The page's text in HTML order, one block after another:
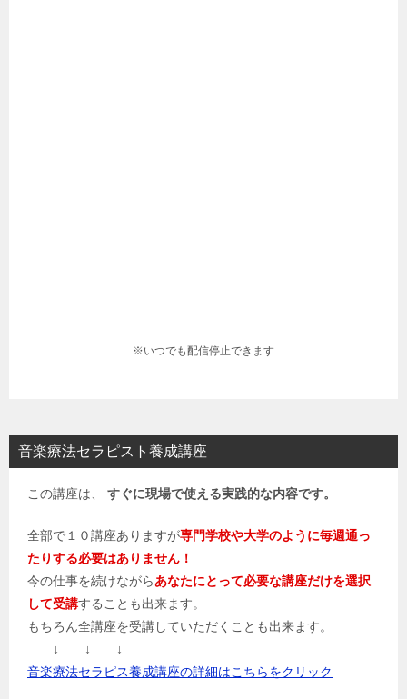
※いつでも配信停止できます
音楽療法セラピスト養成講座
この講座は、 すぐに現場で使える実践的な内容です。
全部で１０講座ありますが専門学校や大学のように毎週通っ
たりする必要はありません！
今の仕事を続けながらあなたにとって必要な講座だけを選択
して受講することも出来ます。
もちろん全講座を受講していただくことも出来ます。
↓ ↓ ↓
音楽療法セラピス養成講座の詳細はこちらをクリック